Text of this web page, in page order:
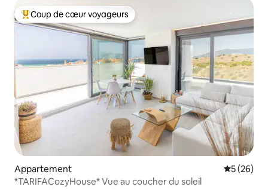
Coups de cœur voyageurs les plus appréciés
Coup de cœur voyageurs
Appartement
5 (26)
*TARIFACozyHouse* Vue au coucher du soleil